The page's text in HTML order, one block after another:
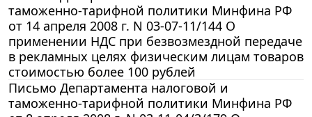
таможенно-тарифной политики Минфина РФ
от 14 апреля 2008 г. N 03-07-11/144 О
применении НДС при безвозмездной передаче
в рекламных целях физическим лицам товаров
стоимостью более 100 рублей
Письмо Департамента налоговой и
таможенно-тарифной политики Минфина РФ